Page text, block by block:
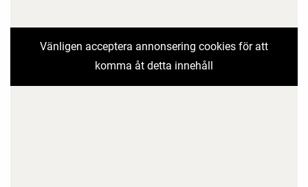
Vänligen acceptera annonsering cookies för att
komma åt detta innehåll